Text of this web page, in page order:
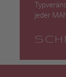
jeder